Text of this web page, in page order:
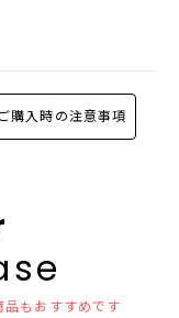
ご購入時の注意事項
品もおすすめです